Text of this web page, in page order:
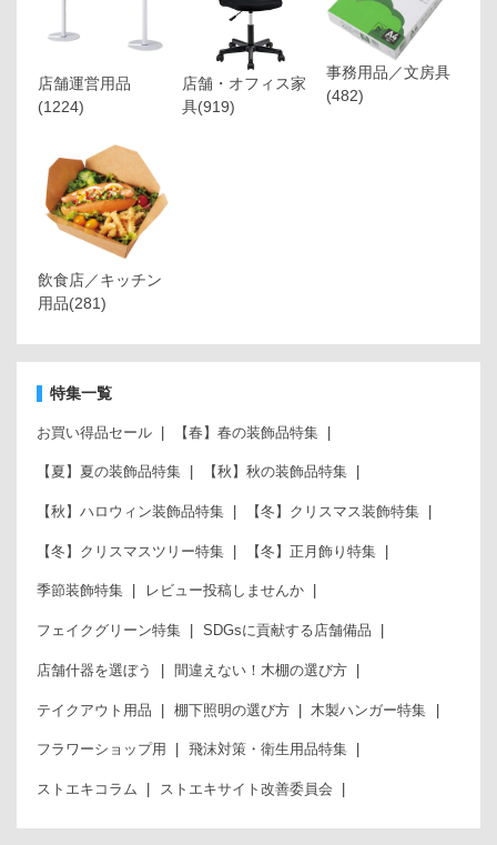
店舗運営用品
(1224)
店舗・オフィス家
具(919)
事務用品／文房具
(482)
飲食店／キッチン
用品(281)
特集一覧
お買い得品セール 【春】春の装飾品特集
【夏】夏の装飾品特集 【秋】秋の装飾品特集
【秋】ハロウィン装飾品特集 【冬】クリスマス装飾特集
【冬】クリスマスツリー特集 【冬】正月飾り特集
季節装飾特集 レビュー投稿しませんか
フェイクグリーン特集 SDGsに貢献する店舗備品
店舗什器を選ぼう 間違えない！木棚の選び方
テイクアウト用品 棚下照明の選び方 木製ハンガー特集
フラワーショップ用 飛沫対策・衛生用品特集
ストエキコラム ストエキサイト改善委員会